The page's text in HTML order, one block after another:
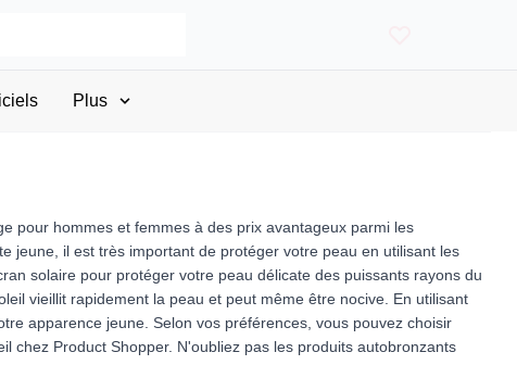
Plus
pour hommes et femmes à des prix avantageux parmi les
jeune, il est très important de protéger votre peau en utilisant les
solaire pour protéger votre peau délicate des puissants rayons du
vieillit rapidement la peau et peut même être nocive. En utilisant
apparence jeune. Selon vos préférences, vous pouvez choisir
chez Product Shopper. N'oubliez pas les produits autobronzants